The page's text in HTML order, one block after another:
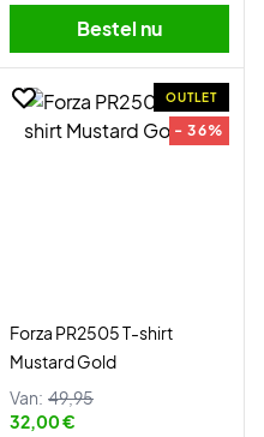
Bestel nu
OUTLET
- 36%
Forza PR2505 T-shirt
Mustard Gold
Van: 49,95
32,00 €